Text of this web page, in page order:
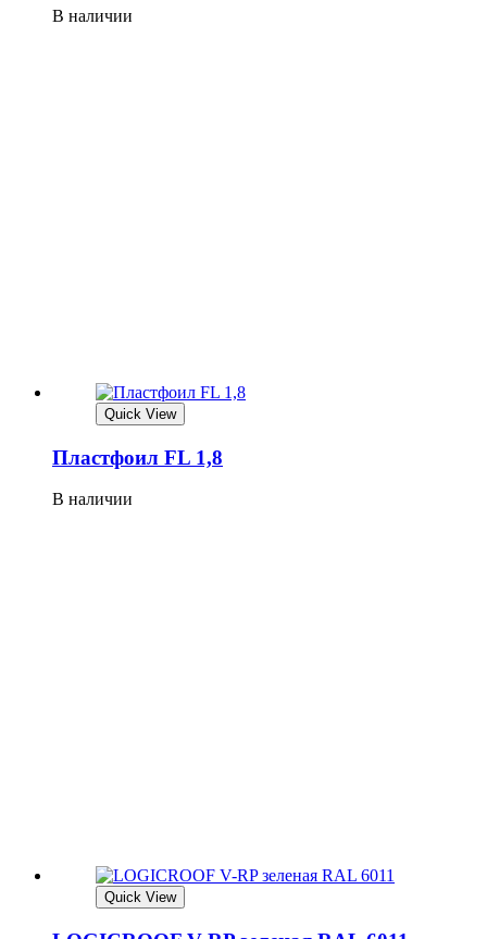
В наличии
Quick View
Плaстфoил FL 1,8
В наличии
Quick View